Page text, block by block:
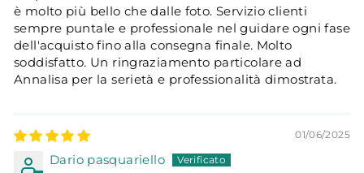
è molto più bello che dalle foto. Servizio clienti
sempre puntale e professionale nel guidare ogni fase
dell'acquisto fino alla consegna finale. Molto
soddisfatto. Un ringraziamento particolare ad
Annalisa per la serietà e professionalità dimostrata.
01/06/2025
Dario pasquariello